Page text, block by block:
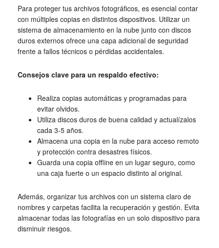
Para proteger tus archivos fotográficos, es esencial contar
con múltiples copias en distintos dispositivos. Utilizar un
sistema de almacenamiento en la nube junto con discos
duros externos ofrece una capa adicional de seguridad
frente a fallos técnicos o pérdidas accidentales.
Consejos clave para un respaldo efectivo:
Realiza copias automáticas y programadas para
evitar olvidos.
Utiliza discos duros de buena calidad y actualízalos
cada 3-5 años.
Almacena una copia en la nube para acceso remoto
y protección contra desastres físicos.
Guarda una copia offline en un lugar seguro, como
una caja fuerte o un espacio distinto al original.
Además, organizar tus archivos con un sistema claro de
nombres y carpetas facilita la recuperación y gestión. Evita
almacenar todas las fotografías en un solo dispositivo para
disminuir riesgos.